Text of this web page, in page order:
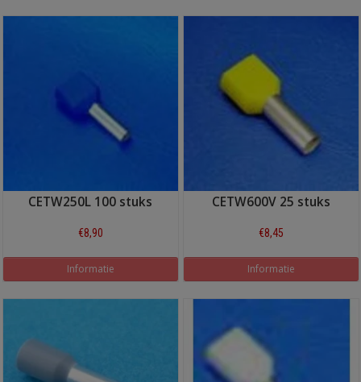
CETW250L 100 stuks
€8,90
Informatie
CETW600V 25 stuks
€8,45
Informatie